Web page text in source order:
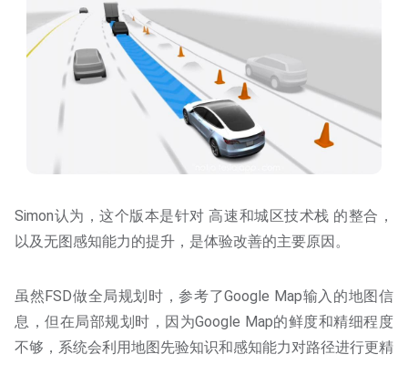
Simon认为，这个版本是针对 高速和城区技术栈 的整合，
以及无图感知能力的提升，是体验改善的主要原因。
虽然FSD做全局规划时，参考了Google Map输入的地图信
息，但在局部规划时，因为Google Map的鲜度和精细程度
不够，系统会利用地图先验知识和感知能力对路径进行更精